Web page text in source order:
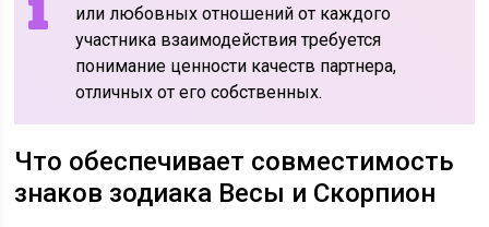
или любовных отношений от каждого
участника взаимодействия требуется
понимание ценности качеств партнера,
отличных от его собственных.
Что обеспечивает совместимость
знаков зодиака Весы и Скорпион